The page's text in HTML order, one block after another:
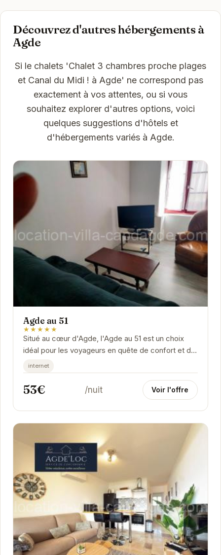
Découvrez d'autres hébergements à
Agde
Si le chalets 'Chalet 3 chambres proche plages
et Canal du Midi ! à Agde' ne correspond pas
exactement à vos attentes, ou si vous
souhaitez explorer d'autres options, voici
quelques suggestions d'hôtels et
d'hébergements variés à Agde.
Agde au 51
★★★★★
Situé au cœur d'Agde, l'Agde au 51 est un choix
idéal pour les voyageurs en quête de confort et de
tranquillité. Proposant des chambres...
internet
53€ /nuit Voir l'offre